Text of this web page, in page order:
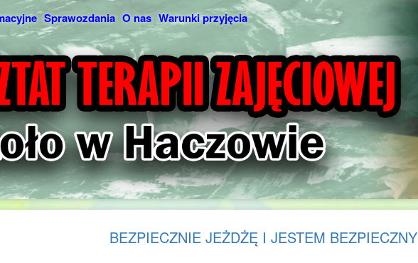
Sprawozdania O nas Warunki przyjęcia
BEZPIECZNIE JEŻDŻĘ I JESTEM BEZPIECZNY